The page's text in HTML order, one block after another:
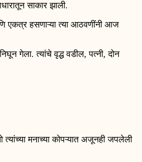
साकार झाली.
एकत्र हसणाऱ्या त्या आठवणींनी आज
गेला. त्यांचे वृद्ध वडील, पत्नी, दोन
मनाच्या कोपऱ्यात अजूनही जपलेली